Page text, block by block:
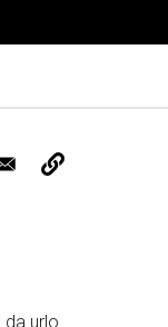
accessibilità
urlo